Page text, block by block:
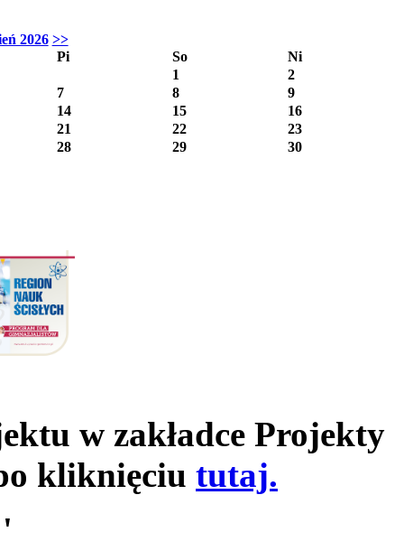
2026 >>
Pi
So
Ni
1
2
7
8
9
14
15
16
21
22
23
28
29 30
w zakładce Projekty
kliknięciu tutaj.
'